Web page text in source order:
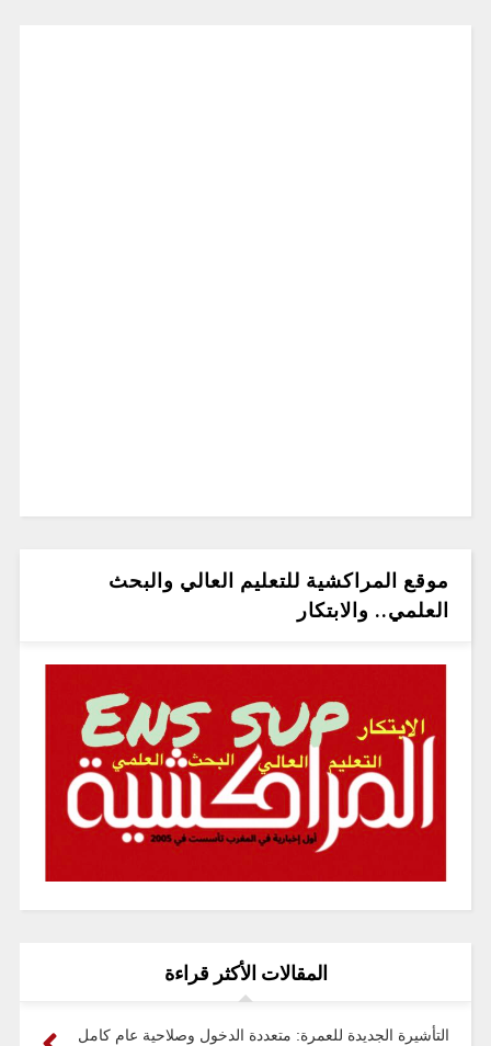
موقع المراكشية للتعليم العالي والبحث
العلمي.. والابتكار
المقالات الأكثر قراءة
التأشيرة الجديدة للعمرة: متعددة الدخول وصلاحية عام كامل